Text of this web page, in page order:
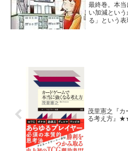
最終巻。本
い加減とい
る」という
茂里憲之『カ
る考え方』